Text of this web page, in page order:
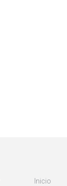
Estás aquí:Inicio